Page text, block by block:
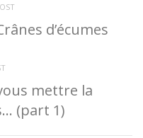
d’écumes
mettre la
(part 1)